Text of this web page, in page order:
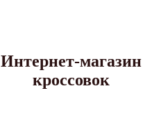
Интернет-магазин
кроссовок